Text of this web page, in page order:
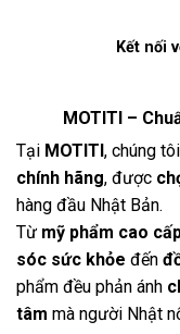
Kết nối
MOTITI –
Tại MOTITI, chúng
chính hãng, được
hàng đầu Nhật Bản.
Từ mỹ phẩm cao
sóc sức khỏe đến
phẩm đều phản ánh
tâm mà người Nhật